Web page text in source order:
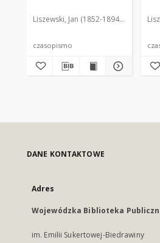
Liszewski, Jan (1852-1894). Red.
czasopismo
DANE KONTAKTOWE
Adres
Wojewódzka Biblioteka
im. Emilii Sukertowej-Biedrawiny